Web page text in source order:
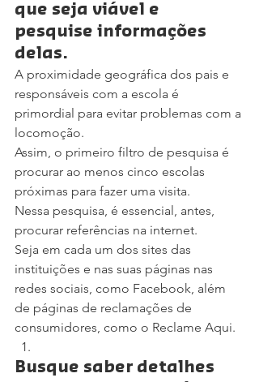
que seja viável e
pesquise informações
delas.
A proximidade geográfica dos pais e
responsáveis com a escola é
primordial para evitar problemas com a
locomoção.
Assim, o primeiro filtro de pesquisa é
procurar ao menos cinco escolas
próximas para fazer uma visita.
Nessa pesquisa, é essencial, antes,
procurar referências na internet.
Seja em cada um dos sites das
instituições e nas suas páginas nas
redes sociais, como Facebook, além
de páginas de reclamações de
consumidores, como o Reclame Aqui.
Busque saber detalhes